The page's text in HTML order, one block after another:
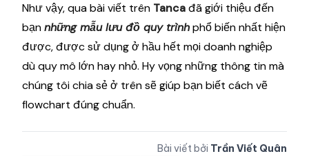
Như vậy, qua bài viết trên Tancađã giới thiệu đến
bạnnhững mẫu lưu đồ quy trìnhphổ biến nhất hiện
được, được sử dụng ở hầu hết mọi doanh nghiệp
dù quy mô lớn hay nhỏ. Hy vọng những thông tin mà
chúng tôi chia sẻ ở trên sẽ giúp bạn biết cách vẽ
flowchart đúng chuẩn.
Bài viết bởi Trần Viết Quân